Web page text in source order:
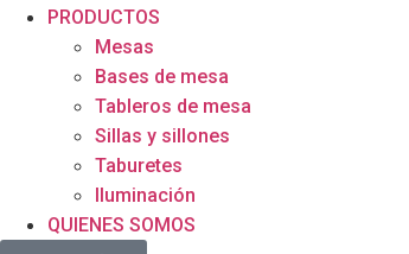
PRODUCTOS
Mesas
Bases de mesa
Tableros de mesa
Sillas y sillones
Taburetes
Iluminación
QUIENES SOMOS